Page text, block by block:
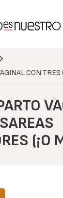
CON
(¡O